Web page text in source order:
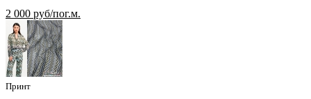
2 000 руб/пог.м.
Принт